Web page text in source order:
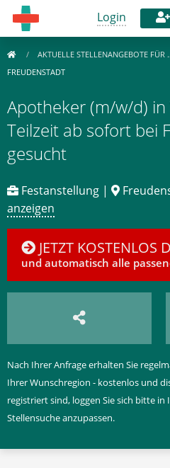
Login
AKTUELLE STELLENANGEBOTE FÜR
FREUDENSTADT
Apotheker (m/w/d)
Teilzeit ab sofort bei
gesucht
Festanstellung |
anzeigen
JETZT KOSTENLOS
und automatisch alle
Nach Ihrer Anfrage erhalten Sie
Ihrer Wunschregion - kostenlos und
registriert sind, loggen Sie sich bitte in
Stellensuche anzupassen.